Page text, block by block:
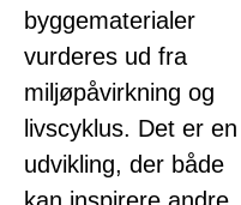
byggematerialer
vurderes ud fra
miljøpåvirkning og
livscyklus. Det er en
udvikling, der både
kan inspirere andre